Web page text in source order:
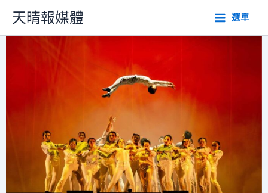
主
天晴報媒體 選單